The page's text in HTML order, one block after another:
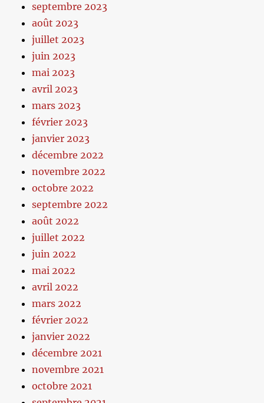
septembre 2023
août 2023
juillet 2023
juin 2023
mai 2023
avril 2023
mars 2023
février 2023
janvier 2023
décembre 2022
novembre 2022
octobre 2022
septembre 2022
août 2022
juillet 2022
juin 2022
mai 2022
avril 2022
mars 2022
février 2022
janvier 2022
décembre 2021
novembre 2021
octobre 2021